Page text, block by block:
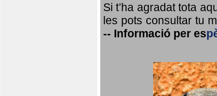
Si t’ha agradat tota
les pots consultar tu
-- Informació per es